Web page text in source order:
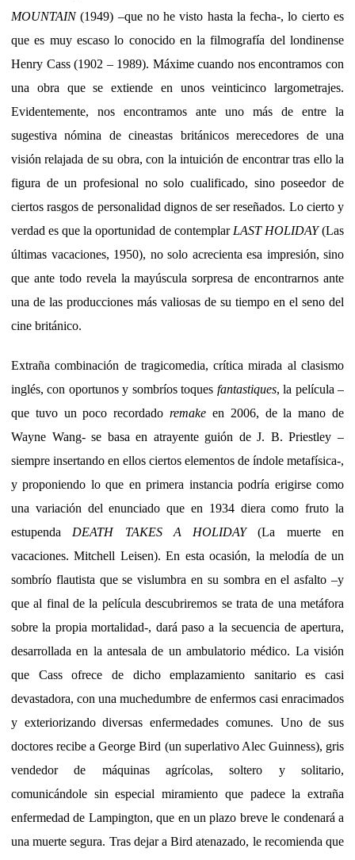
MOUNTAIN(1949) –que no he visto hasta la fecha-, lo cierto es
que es muy escaso lo conocido en la filmografía del londinense
Henry Cass (1902 – 1989). Máxime cuando nos encontramos con
una obra que se extiende en unos veinticinco largometrajes.
Evidentemente, nos encontramos ante uno más de entre la
sugestiva nómina de cineastas británicos merecedores de una
visión relajada de su obra, con la intuición de encontrar tras ello la
figura de un profesional no solo cualificado, sino poseedor de
ciertos rasgos de personalidad dignos de ser reseñados. Lo cierto y
verdad es que la oportunidad de contemplar LAST HOLIDAY(Las
últimas vacaciones, 1950), no solo acrecienta esa impresión, sino
que ante todo revela la mayúscula sorpresa de encontrarnos ante
una de las producciones más valiosas de su tiempo en el seno del
cine británico.
Extraña combinación de tragicomedia, crítica mirada al clasismo
inglés, con oportunos y sombríos toques fantastiques, la película –
que tuvo un poco recordadoremake en 2006, de la mano de
Wayne Wang- se basa en atrayente guión de J. B. Priestley –
siempre insertando en ellos ciertos elementos de índole metafísica-,
y proponiendo lo que en primera instancia podría erigirse como
una variación del enunciado que en 1934 diera como fruto la
estupenda DEATH TAKES A HOLIDAY(La muerte en
vacaciones. Mitchell Leisen). En esta ocasión, la melodía de un
sombrío flautista que se vislumbra en su sombra en el asfalto –y
que al final de la película descubriremos se trata de una metáfora
sobre la propia mortalidad-, dará paso a la secuencia de apertura,
desarrollada en la antesala de un ambulatorio médico. La visión
que Cass ofrece de dicho emplazamiento sanitario es casi
devastadora, con una muchedumbre de enfermos casi enracimados
y exteriorizando diversas enfermedades comunes. Uno de sus
doctores recibe a George Bird (un superlativo Alec Guinness), gris
vendedor de máquinas agrícolas, soltero y solitario,
comunicándole sin especial miramiento que padece la extraña
enfermedad de Lampington, que en un plazo breve le condenará a
una muerte segura. Tras dejar a Bird atenazado, le recomienda que